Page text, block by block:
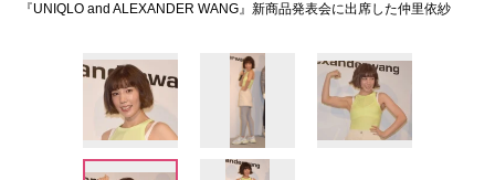
『UNIQLO and ALEXANDER WANG』新商品発表会に出席した仲里依紗